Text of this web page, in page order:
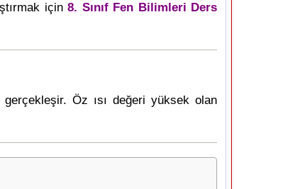
için8. Sınıf Fen Bilimleri Ders
Öz ısı değeri yüksek olan